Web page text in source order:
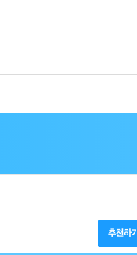
추천하기